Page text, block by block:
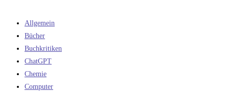
Allgemein
Bücher
Buchkritiken
ChatGPT
Chemie
Computer